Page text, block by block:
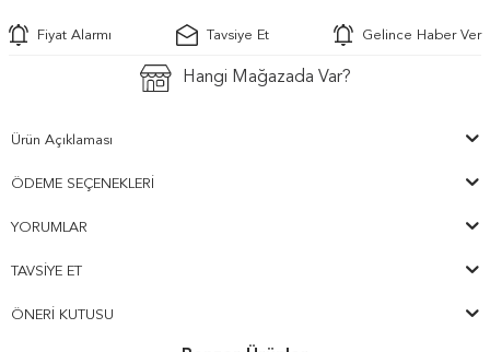
Fiyat Alarmı Tavsiye Et Gelince Haber Ver
Hangi Mağazada Var?
Ürün Açıklaması
ÖDEME SEÇENEKLERI
YORUMLAR
TAVSIYE ET
ÖNERI KUTUSU